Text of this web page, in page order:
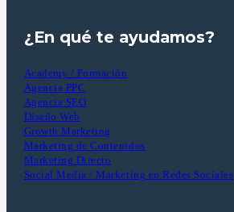
¿En qué te ayudamos?
Academy / Formación
Agencia PPC
Agencia SEO
Diseño Web
Growth Marketing
Marketing de Contenidos
Marketing Directo
Social Media / Marketing en Redes Sociales